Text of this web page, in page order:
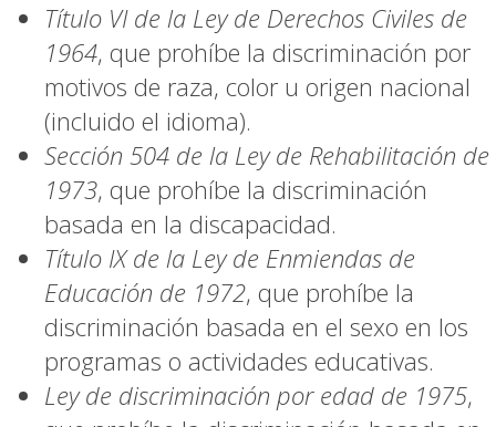
Título VI de la Ley de Derechos Civiles de
1964, que prohíbe la discriminación por
motivos de raza, color u origen nacional
(incluido el idioma).
Sección 504 de la Ley de Rehabilitación de
1973, que prohíbe la discriminación
basada en la discapacidad.
Título IX de la Ley de Enmiendas de
Educación de 1972, que prohíbe la
discriminación basada en el sexo en los
programas o actividades educativas.
Ley de discriminación por edad de 1975,